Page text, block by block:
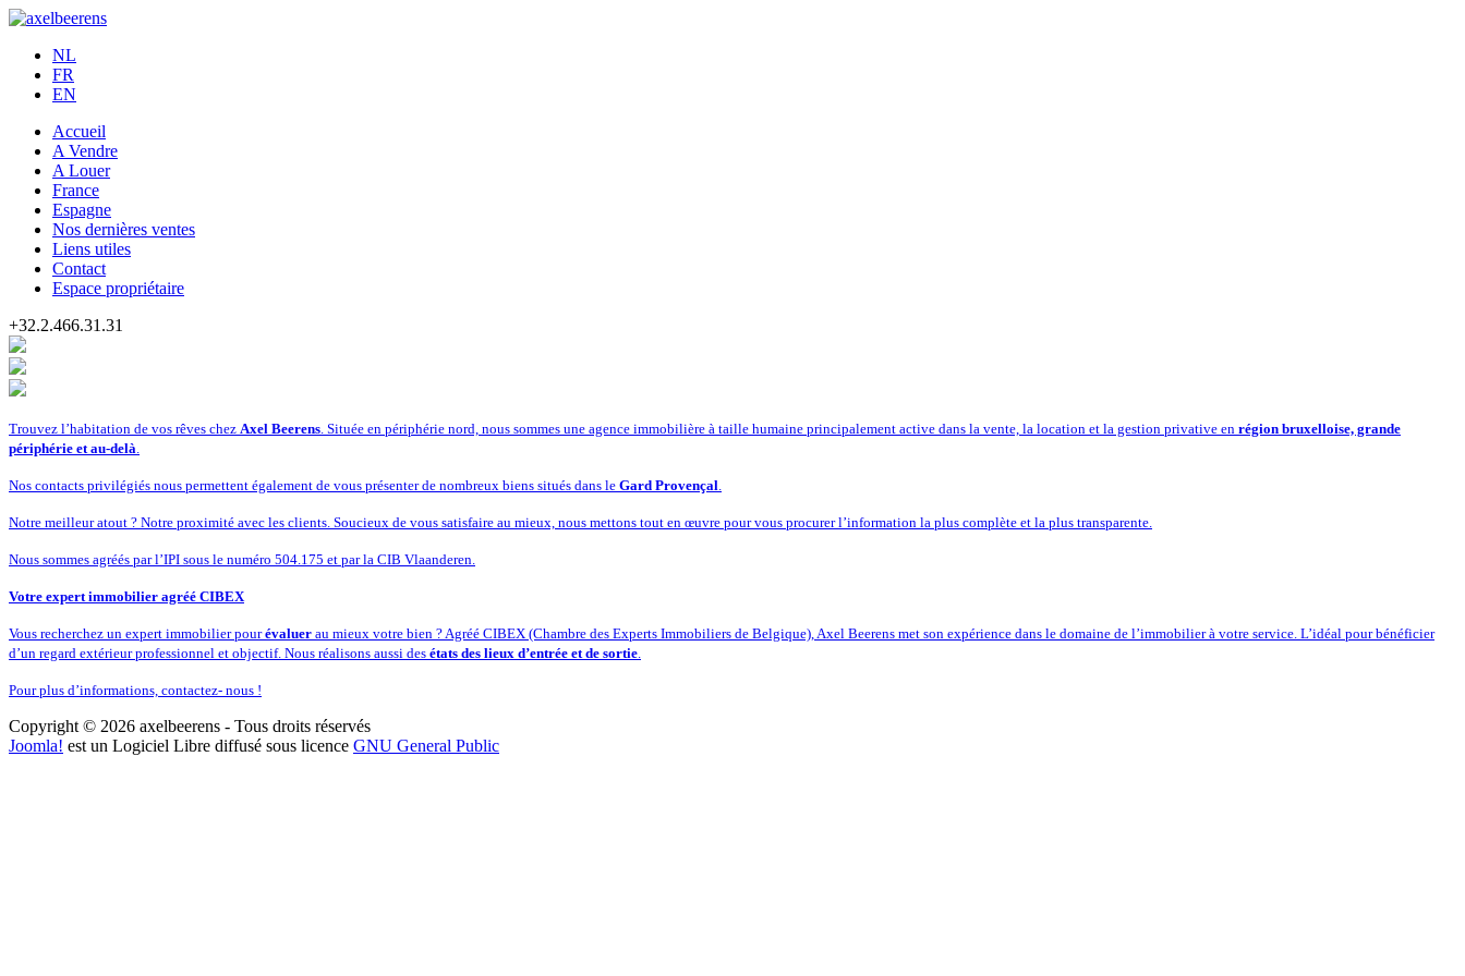
NL
FR
EN
Accueil
A Vendre
A Louer
France
Espagne
Nos dernières ventes
Liens utiles
Contact
Espace propriétaire
+32.2.466.31.31
Trouvez l’habitation de vos rêves chez Axel Beerens. Située en périphérie nord, nous sommes une agence immobilière à taille humaine principalement active dans la vente, la location et la gestion privative en région bruxelloise, grande
périphérie et au-delà.
Nos contacts privilégiés nous permettent également de vous présenter de nombreux biens situés dans le Gard Provençal.
Notre meilleur atout ? Notre proximité avec les clients. Soucieux de vous satisfaire au mieux, nous mettons tout en œuvre pour vous procurer l’information la plus complète et la plus transparente.
Nous sommes agréés par l’IPI sous le numéro 504.175 et par la CIB Vlaanderen.
Votre expert immobilier agréé CIBEX
Vous recherchez un expert immobilier pourévaluer au mieux votre bien ? Agréé CIBEX (Chambre des Experts Immobiliers de Belgique), Axel Beerens met son expérience dans le domaine de l’immobilier à votre service. L’idéal pour bénéficier
d’un regard extérieur professionnel et objectif. Nous réalisons aussi des états des lieux d’entrée et de sortie.
Pour plus d’informations, contactez- nous !
Copyright © 2026 axelbeerens - Tous droits réservés
Joomla! est un Logiciel Libre diffusé sous licence GNU General Public